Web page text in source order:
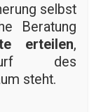
selbst
Beratung
erteilen,
des
steht.